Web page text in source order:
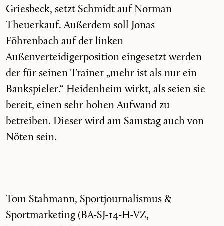
Griesbeck, setzt Schmidt auf Norman
Theuerkauf. Außerdem soll Jonas
Föhrenbach auf der linken
Außenverteidigerposition eingesetzt werden
der für seinen Trainer „mehr ist als nur ein
Bankspieler.“ Heidenheim wirkt, als seien sie
bereit, einen sehr hohen Aufwand zu
betreiben. Dieser wird am Samstag auch von
Nöten sein.
Tom Stahmann, Sportjournalismus &
Sportmarketing (BA-SJ-14-H-VZ,